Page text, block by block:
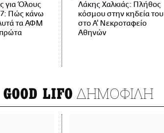
για Όλους
Πώς κάνω
τα ΑΦΜ
Λάκης Χαλκιάς: Πλήθος
κόσμου στην κηδεία του
στο Α' Νεκροταφείο
Αθηνών
LIFO ΔΗΜΟΦΙΛΗ